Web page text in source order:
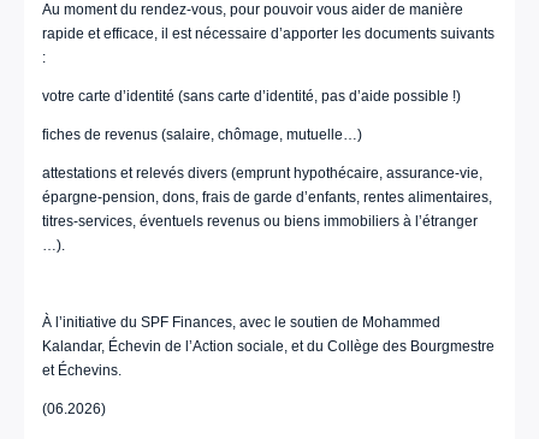
Au moment du rendez-vous, pour pouvoir vous aider de manière
rapide et efficace, il est nécessaire d’apporter les documents suivants
:
votre carte d’identité (sans carte d’identité, pas d’aide possible !)
fiches de revenus (salaire, chômage, mutuelle…)
attestations et relevés divers (emprunt hypothécaire, assurance-vie,
épargne-pension, dons, frais de garde d’enfants, rentes alimentaires,
titres-services, éventuels revenus ou biens immobiliers à l’étranger
…).
À l’initiative du SPF Finances, avec le soutien de Mohammed
Kalandar, Échevin de l’Action sociale, et du Collège des Bourgmestre
et Échevins.
(06.2026)